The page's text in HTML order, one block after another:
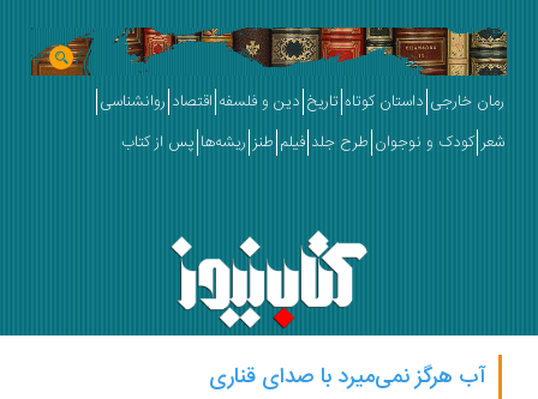
رمان خارجی داستان کوتاه تاریخ دین و فلسفه اقتصاد روانشناسی
شعر کودک و نوجوان طرح جلد فیلم طنز ریشه‌ها پس از کتاب
آب هرگز نمی‌میرد با صدای قناری